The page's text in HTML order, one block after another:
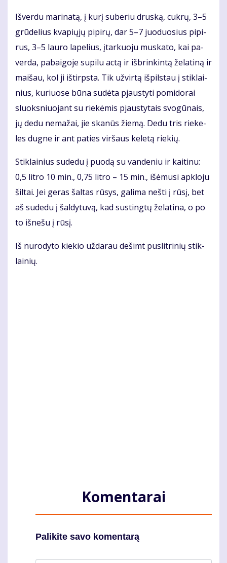
Iš­ver­du ma­ri­na­tą, į ku­rį su­be­riu drus­ką, cuk­rų, 3–5
grū­de­lius kva­pių­jų pi­pi­rų, dar 5–7 juo­duo­sius pi­pi­
rus, 3–5 lau­ro la­pe­lius, įtar­kuo­ju mus­ka­to, kai pa­
ver­da, pa­bai­go­je su­pi­lu ac­tą ir iš­brin­kin­tą že­la­ti­ną ir
mai­šau, kol ji iš­tirps­ta. Tik už­vir­tą iš­pils­tau į stik­lai­
nius, ku­riuo­se bū­na su­dė­ta pjaus­ty­ti po­mi­do­rai
sluoks­niuo­jant su rie­kė­mis pjaus­ty­tais svo­gū­nais,
jų de­du ne­ma­žai, jie ska­nūs žie­mą. De­du tris rie­ke­
les dug­ne ir ant pa­ties vir­šaus ke­le­tą rie­kių.
Stik­lai­nius su­de­du į puo­dą su van­de­niu ir kai­ti­nu:
0,5 lit­ro 10 min., 0,75 lit­ro – 15 min., iš­ėmu­si ap­klo­ju
šil­tai. Jei ge­ras šal­tas rū­sys, ga­li­ma neš­ti į rū­sį, bet
aš su­de­du į šal­dy­tu­vą, kad su­sting­tų že­la­ti­na, o po
to iš­ne­šu į rū­sį.
Iš nu­ro­dy­to kie­kio už­da­rau de­šimt pus­lit­ri­nių stik­
lai­nių.
Komentarai
Palikite savo komentarą